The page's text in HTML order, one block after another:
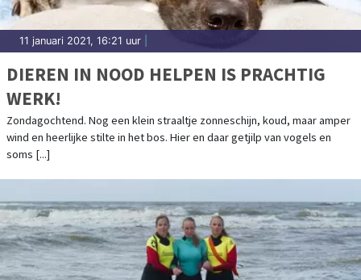
11 januari 2021, 16:21 uur
DIEREN IN NOOD HELPEN IS PRACHTIG
WERK!
Zondagochtend. Nog een klein straaltje zonneschijn, koud, maar amper
wind en heerlijke stilte in het bos. Hier en daar getjilp van vogels en
soms [...]